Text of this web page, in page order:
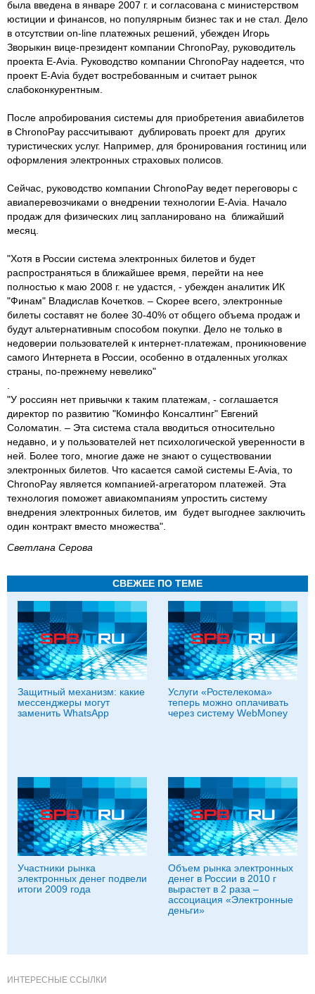
была введена в январе 2007 г. и согласована с министерством
юстиции и финансов, но популярным бизнес так и не стал. Дело
в отсутствии on-line платежных решений, убежден Игорь
Зворыкин вице-президент компании ChronoPay, руководитель
проекта E-Avia. Руководство компании ChronoPay надеется, что
проект E-Avia будет востребованным и считает рынок
слабоконкурентным.
После апробирования системы для приобретения авиабилетов
в ChronoPay рассчитывают дублировать проект для других
туристических услуг. Например, для бронирования гостиниц или
оформления электронных страховых полисов.
Сейчас, руководство компании ChronoPay ведет переговоры с
авиаперевозчиками о внедрении технологии E-Avia. Начало
продаж для физических лиц запланировано на ближайший
месяц.
"Хотя в России система электронных билетов и будет
распространяться в ближайшее время, перейти на нее
полностью к маю 2008 г. не удастся, - убежден аналитик ИК
"Финам" Владислав Кочетков. – Скорее всего, электронные
билеты составят не более 30-40% от общего объема продаж и
будут альтернативным способом покупки. Дело не только в
недоверии пользователей к интернет-платежам, проникновение
самого Интернета в России, особенно в отдаленных уголках
страны, по-прежнему невелико"
"У россиян нет привычки к таким платежам, - соглашается
директор по развитию "Коминфо Консалтинг" Евгений
Соломатин. – Эта система стала вводиться относительно
недавно, и у пользователей нет психологической уверенности в
ней. Более того, многие даже не знают о существовании
электронных билетов. Что касается самой системы E-Avia, то
ChronoPay является компанией-агрегатором платежей. Эта
технология поможет авиакомпаниям упростить систему
внедрения электронных билетов, им будет выгоднее заключить
один контракт вместо множества".
Светлана Серова
СВЕЖЕЕ ПО ТЕМЕ
Защитный механизм: какие
мессенджеры могут
заменить WhatsApp
Услуги «Ростелекома»
теперь можно оплачивать
через систему WebMoney
Участники рынка
электронных денег подвели
итоги 2009 года
Объем рынка электронных
денег в России в 2010 г
вырастет в 2 раза –
ассоциация «Электронные
деньги»
ИНТЕРЕСНЫЕ ССЫЛКИ